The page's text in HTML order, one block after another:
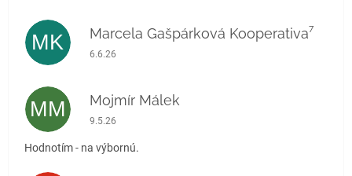
MK Marcela Gašpárková Kooperativa⁷
Hodnotenie obchodu je 5 z 5 hviezdičiek.
6.6.26
MM Mojmír Málek
Hodnotenie obchodu je 5 z 5 hviezdičiek.
9.5.26
Hodnotím - na výbornú.